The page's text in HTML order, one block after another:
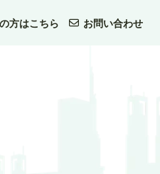
方はこちら お問い合わせ